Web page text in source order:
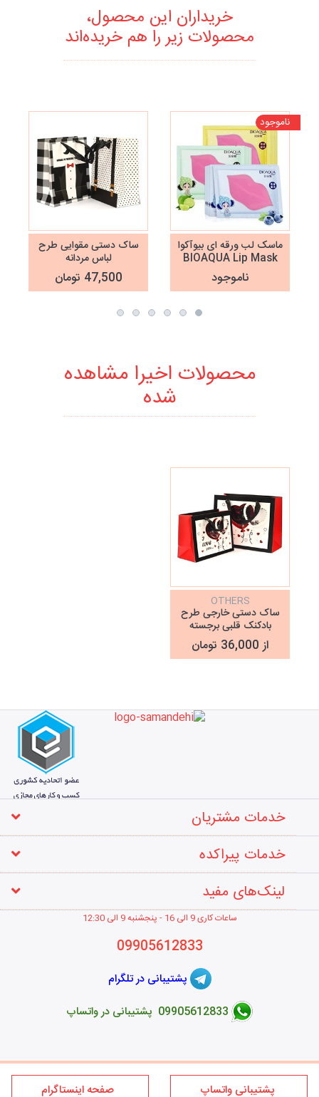
خریداران این محصول،
محصولات زیر را هم خریده‌اند
ناموجود
ماسک لب ورقه ای بیوآکوا
BIOAQUA Lip Mask
ناموجود
ساک دستی مقوایی طرح
لباس مردانه
47,500 تومان
محصولات اخیرا مشاهده
شده
OTHERS
ساک دستی خارجی طرح
بادکنک قلبی برجسته
از 36,000 تومان
خدمات مشتریان
خدمات پیراکده
لینک‌های مفید
ساعات کاری 9 الی 16 - پنجشنبه 9 الی 12 :30
09905612833
پشتیبانی در تلگرام
09905612833 پشتیبانی در واتساپ
طراحی فروشگاه اینترنتی
پشتیبانی واتساپ صفحه اینستاگرام